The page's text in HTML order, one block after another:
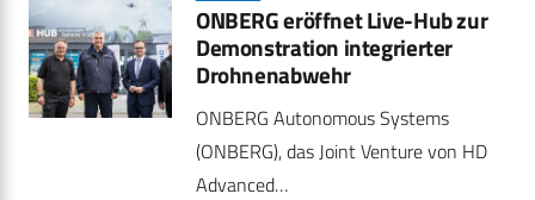
ONBERG eröffnet Live-Hub zur
Demonstration integrierter
Drohnenabwehr
ONBERG Autonomous Systems
(ONBERG), das Joint Venture von HD
Advanced…